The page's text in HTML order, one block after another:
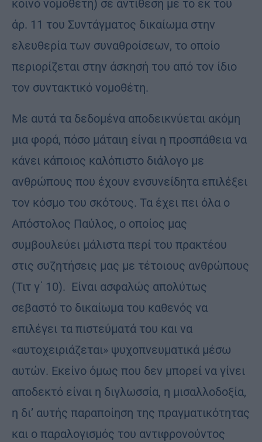
κοινό νομοθέτη) σε αντίθεση με το εκ του
άρ. 11 του Συντάγματος δικαίωμα στην
ελευθερία των συναθροίσεων, το οποίο
περιορίζεται στην άσκησή του από τον ίδιο
τον συντακτικό νομοθέτη.
Με αυτά τα δεδομένα αποδεικνύεται ακόμη
μια φορά, πόσο μάταιη είναι η προσπάθεια να
κάνει κάποιος καλόπιστο διάλογο με
ανθρώπους που έχουν ενσυνείδητα επιλέξει
τον κόσμο του σκότους. Τα έχει πει όλα ο
Απόστολος Παύλος, ο οποίος μας
συμβουλεύει μάλιστα περί του πρακτέου
στις συζητήσεις μας με τέτοιους ανθρώπους
(Τιτ γ΄ 10). Είναι ασφαλώς απολύτως
σεβαστό το δικαίωμα του καθενός να
επιλέγει τα πιστεύματά του και να
«αυτοχειριάζεται» ψυχοπνευματικά μέσω
αυτών. Εκείνο όμως που δεν μπορεί να γίνει
αποδεκτό είναι η διγλωσσία, η μισαλλοδοξία,
η δι’ αυτής παραποίηση της πραγματικότητας
και ο παραλογισμός του αντιφρονούντος